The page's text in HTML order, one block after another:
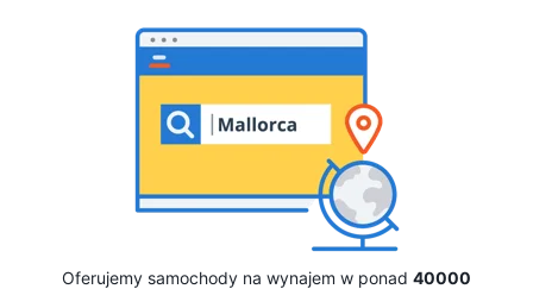
Oferujemy samochody na wynajem w ponad 40000